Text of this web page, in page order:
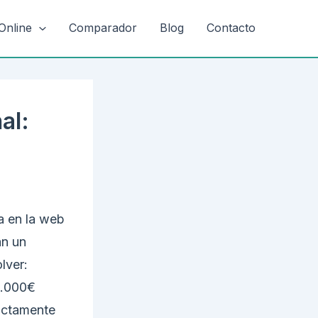
Comparador Blog Contacto
en la web
un